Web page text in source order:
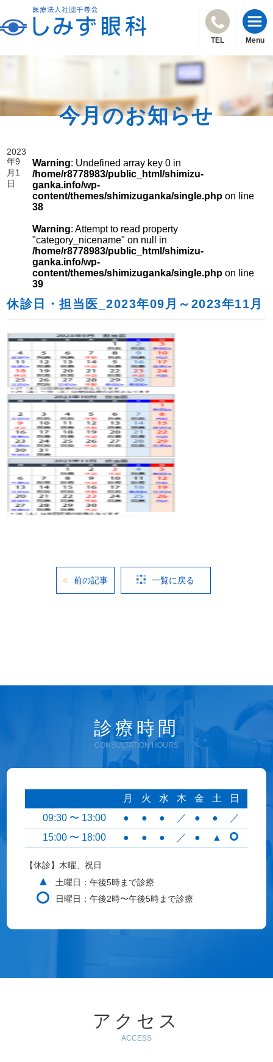
TEL Menu
今月のお知らせ
2023
年9
月1
日
Warning: Undefined array key 0 in
/home/r8778983/public_html/shimizu-
ganka.info/wp-
content/themes/shimizuganka/single.php on line
38
Warning: Attempt to read property
"category_nicename" on null in
/home/r8778983/public_html/shimizu-
ganka.info/wp-
content/themes/shimizuganka/single.php on line
39
休診日・担当医_2023年09月～2023年11月
前の記事 一覧に戻る
診療時間
CONSULTATION HOURS
月 火 水 木 金 土
日
09:30 〜 13:00
● ● ● ／ ● ●
／
15:00 〜 18:00
● ● ● ／ ● ▲
【休診】木曜、祝日
▲
土曜日：午後5時まで診療
日曜日：午後2時〜午後5時まで診療
アクセス
ACCESS